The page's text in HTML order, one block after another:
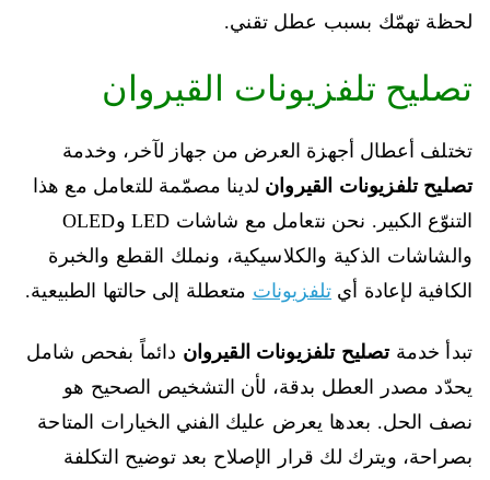
لحظة تهمّك بسبب عطل تقني.
تصليح تلفزيونات القيروان
تختلف أعطال أجهزة العرض من جهاز لآخر، وخدمة
تصليح تلفزيونات القيروان لدينا مصمّمة للتعامل مع هذا
التنوّع الكبير. نحن نتعامل مع شاشات LED وOLED
والشاشات الذكية والكلاسيكية، ونملك القطع والخبرة
الكافية لإعادة أي تلفزيونات متعطلة إلى حالتها الطبيعية.
تبدأ خدمةتصليح تلفزيونات القيروان دائماً بفحص شامل
يحدّد مصدر العطل بدقة، لأن التشخيص الصحيح هو
نصف الحل. بعدها يعرض عليك الفني الخيارات المتاحة
بصراحة، ويترك لك قرار الإصلاح بعد توضيح التكلفة